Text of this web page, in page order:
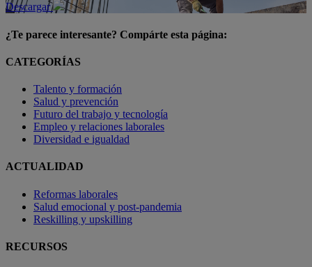
Descargar
¿Te parece interesante? Compárte esta página:
CATEGORÍAS
Talento y formación
Salud y prevención
Futuro del trabajo y tecnología
Empleo y relaciones laborales
Diversidad e igualdad
ACTUALIDAD
Reformas laborales
Salud emocional y post-pandemia
Reskilling y upskilling
RECURSOS